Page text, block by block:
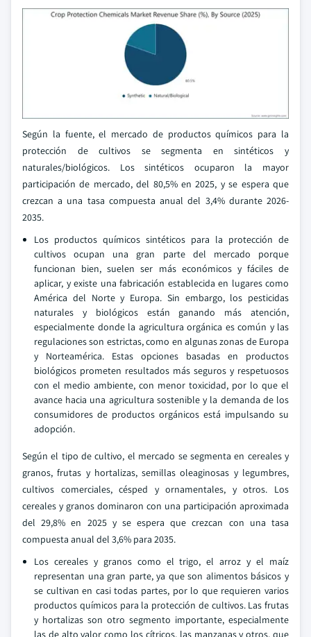
Según la fuente, el mercado de productos químicos para la
protección de cultivos se segmenta en sintéticos y
naturales/biológicos. Los sintéticos ocuparon la mayor
participación de mercado, del 80,5% en 2025, y se espera que
crezcan a una tasa compuesta anual del 3,4% durante 2026-
2035.
Los productos químicos sintéticos para la protección de
cultivos ocupan una gran parte del mercado porque
funcionan bien, suelen ser más económicos y fáciles de
aplicar, y existe una fabricación establecida en lugares como
América del Norte y Europa. Sin embargo, los pesticidas
naturales y biológicos están ganando más atención,
especialmente donde la agricultura orgánica es común y las
regulaciones son estrictas, como en algunas zonas de Europa
y Norteamérica. Estas opciones basadas en productos
biológicos prometen resultados más seguros y respetuosos
con el medio ambiente, con menor toxicidad, por lo que el
avance hacia una agricultura sostenible y la demanda de los
consumidores de productos orgánicos está impulsando su
adopción.
Según el tipo de cultivo, el mercado se segmenta en cereales y
granos, frutas y hortalizas, semillas oleaginosas y legumbres,
cultivos comerciales, césped y ornamentales, y otros. Los
cereales y granos dominaron con una participación aproximada
del 29,8% en 2025 y se espera que crezcan con una tasa
compuesta anual del 3,6% para 2035.
Los cereales y granos como el trigo, el arroz y el maíz
representan una gran parte, ya que son alimentos básicos y
se cultivan en casi todas partes, por lo que requieren varios
productos químicos para la protección de cultivos. Las frutas
y hortalizas son otro segmento importante, especialmente
las de alto valor como los cítricos, las manzanas y otros, que